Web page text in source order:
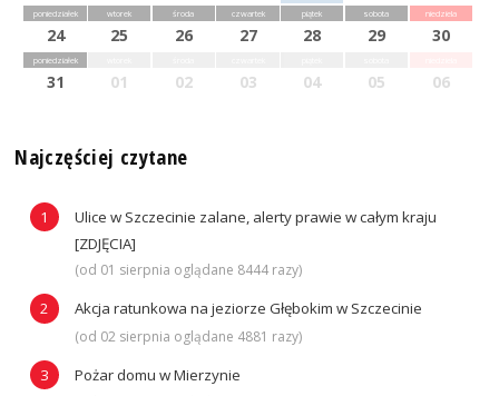
poniedziałek
24
wtorek
25
środa
26
czwartek
27
piątek
28
sobota
29
niedziela
30
poniedziałek
31 01 02 03 04 05 06
Najczęściej czytane
Ulice w Szczecinie zalane, alerty prawie w całym kraju
[ZDJĘCIA]
(od 01 sierpnia oglądane 8444 razy)
Akcja ratunkowa na jeziorze Głębokim w Szczecinie
(od 02 sierpnia oglądane 4881 razy)
Pożar domu w Mierzynie